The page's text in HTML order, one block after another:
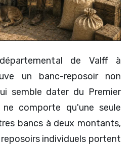
de Valff à
un banc-reposoir non
semble dater du Premier
ne comporte qu'une seule
bancs à deux montants,
individuels portent